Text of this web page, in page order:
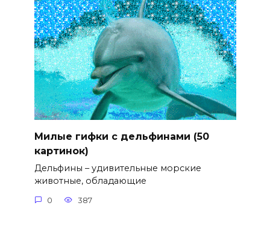
Милые гифки с дельфинами (50
картинок)
Дельфины – удивительные морские
животные, обладающие
0 387